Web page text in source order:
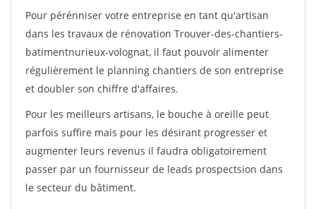
Pour pérénniser votre entreprise en tant qu'artisan
dans les travaux de rénovation Trouver-des-chantiers-
batimentnurieux-volognat, il faut pouvoir alimenter
régulièrement le planning chantiers de son entreprise
et doubler son chiffre d'affaires.
Pour les meilleurs artisans, le bouche à oreille peut
parfois suffire mais pour les désirant progresser et
augmenter leurs revenus il faudra obligatoirement
passer par un fournisseur de leads prospectsion dans
le secteur du bâtiment.